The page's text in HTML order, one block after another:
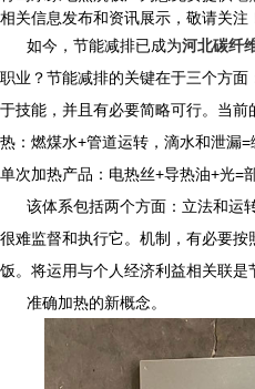
相关信息发布和资讯展示，敬请关注
如今，节能减排已成为河北碳纤
职业？节能减排的关键在于三个方面
于技能，并且有必要简略可行。 当前
热：燃煤水+管道运转，滴水和泄漏
单次加热产品：电热丝+导热油+光=
该体系包括两个方面：立法和运
很难监督和执行它。 机制，有必要按
饭。将运用与个人经济利益相关联是
准确加热的新概念。